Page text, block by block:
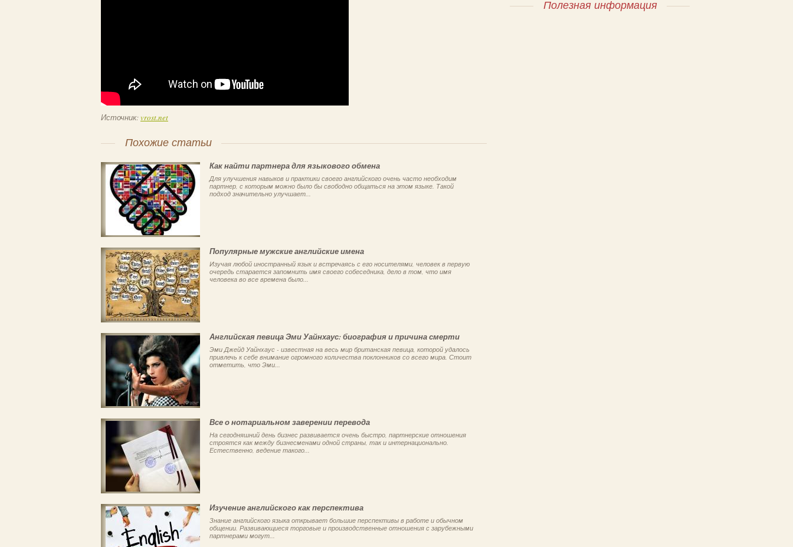
Полезная информация
Источник:vrost.net
Похожие статьи
Как найти партнера для языкового обмена
Для улучшения навыков и практики своего английского очень часто необходим
партнер, с которым можно было бы свободно общаться на этом языке. Такой
подход значительно улучшает...
Популярные мужские английские имена
Изучая любой иностранный язык и встречаясь с его носителями, человек в первую
очередь старается запомнить имя своего собеседника, дело в том, что имя
человека во все времена было...
Английская певица Эми Уайнхаус: биография и причина смерти
Эми Джейд Уайнхаус - известная на весь мир британская певица, которой удалось
привлечь к себе внимание огромного количества поклонников со всего мира. Стоит
отметить, что Эми...
Все о нотариальном заверении перевода
На сегодняшний день бизнес развивается очень быстро, партнерские отношения
строятся как между бизнесменами одной страны, так и интернационально.
Естественно, ведение такого...
Изучение английского как перспектива
Знание английского языка открывает большие перспективы в работе и обычном
общении. Развивающиеся торговые и производственные отношения с зарубежными
партнерами могут...